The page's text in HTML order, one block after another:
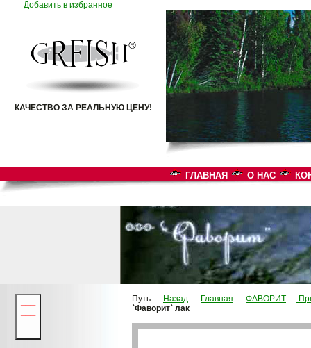
Добавить в избранное
КАЧЕСТВО ЗА РЕАЛЬНУЮ ЦЕНУ!
ГЛАВНАЯ О НАС
Путь :: Назад :: Главная :: ФАВОРИТ ::
`Фаворит` лак